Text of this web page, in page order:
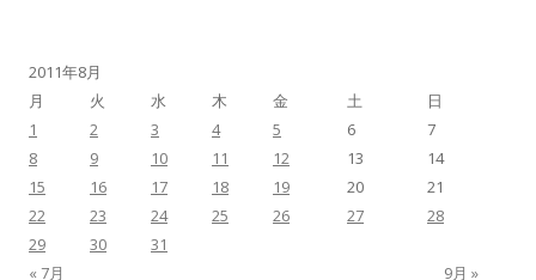
2011年8月
月
火 水 木 金 土 日
« 7月 9月 »
1 2 3 4 5 6
7
8
9 10 11 12 13
14
15
16 17 18 19 20
21
22
23 24 25 26 27
28
29
30 31